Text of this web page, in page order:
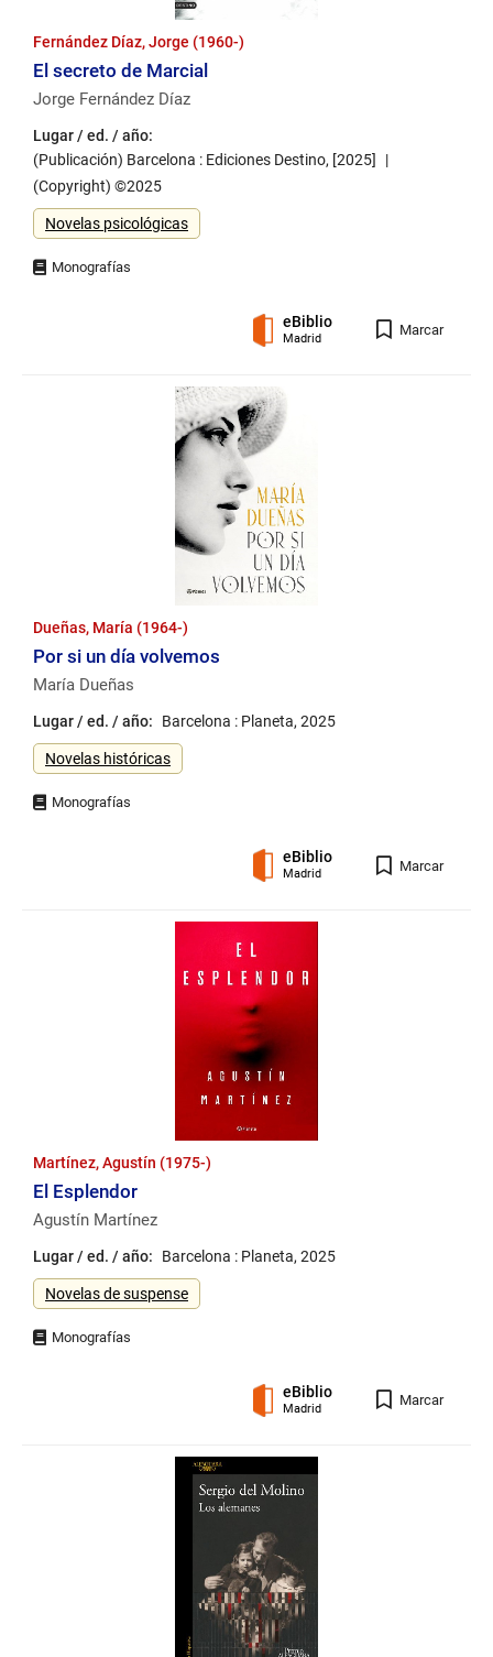
Fernández Díaz, Jorge (1960-)
El secreto de Marcial
Jorge Fernández Díaz
Lugar / ed. / año:
(Publicación) Barcelona : Ediciones Destino, [2025]
(Copyright) ©2025
Género
Novelas psicológicas
eBiblio
Madrid
Marcar
Dueñas, María (1964-)
Por si un día volvemos
María Dueñas
Lugar / ed. / año:
Barcelona : Planeta, 2025
Género
Novelas históricas
eBiblio
Madrid
Marcar
Martínez, Agustín (1975-)
El Esplendor
Agustín Martínez
Lugar / ed. / año:
Barcelona : Planeta, 2025
Género
Novelas de suspense
eBiblio
Madrid
Marcar